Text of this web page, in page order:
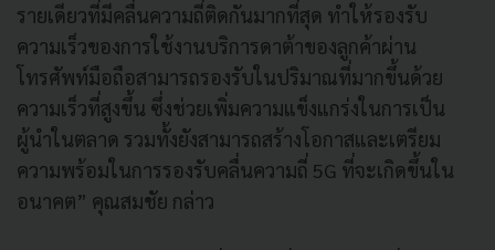
รายเดียวที่มีคลื่นความถี่ติดกันมากที่สุด ทำให้รองรับ
ความเร็วของการใช้งานบริการดาต้าของลูกค้าผ่าน
โทรศัพท์มือถือสามารถรองรับในปริมาณที่มากขึ้นด้วย
ความเร็วที่สูงขึ้น ซึ่งช่วยเพิ่มความแข็งแกร่งในการเป็น
ผู้นำในตลาด รวมทั้งยังสามารถสร้างโอกาสและเตรียม
ความพร้อมในการรองรับคลื่นความถี่ 5G ที่จะเกิดขึ้นใน
อนาคต” คุณสมชัย กล่าว